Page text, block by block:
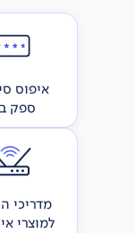
איפוס
ספק
מדריכי
למוצרי